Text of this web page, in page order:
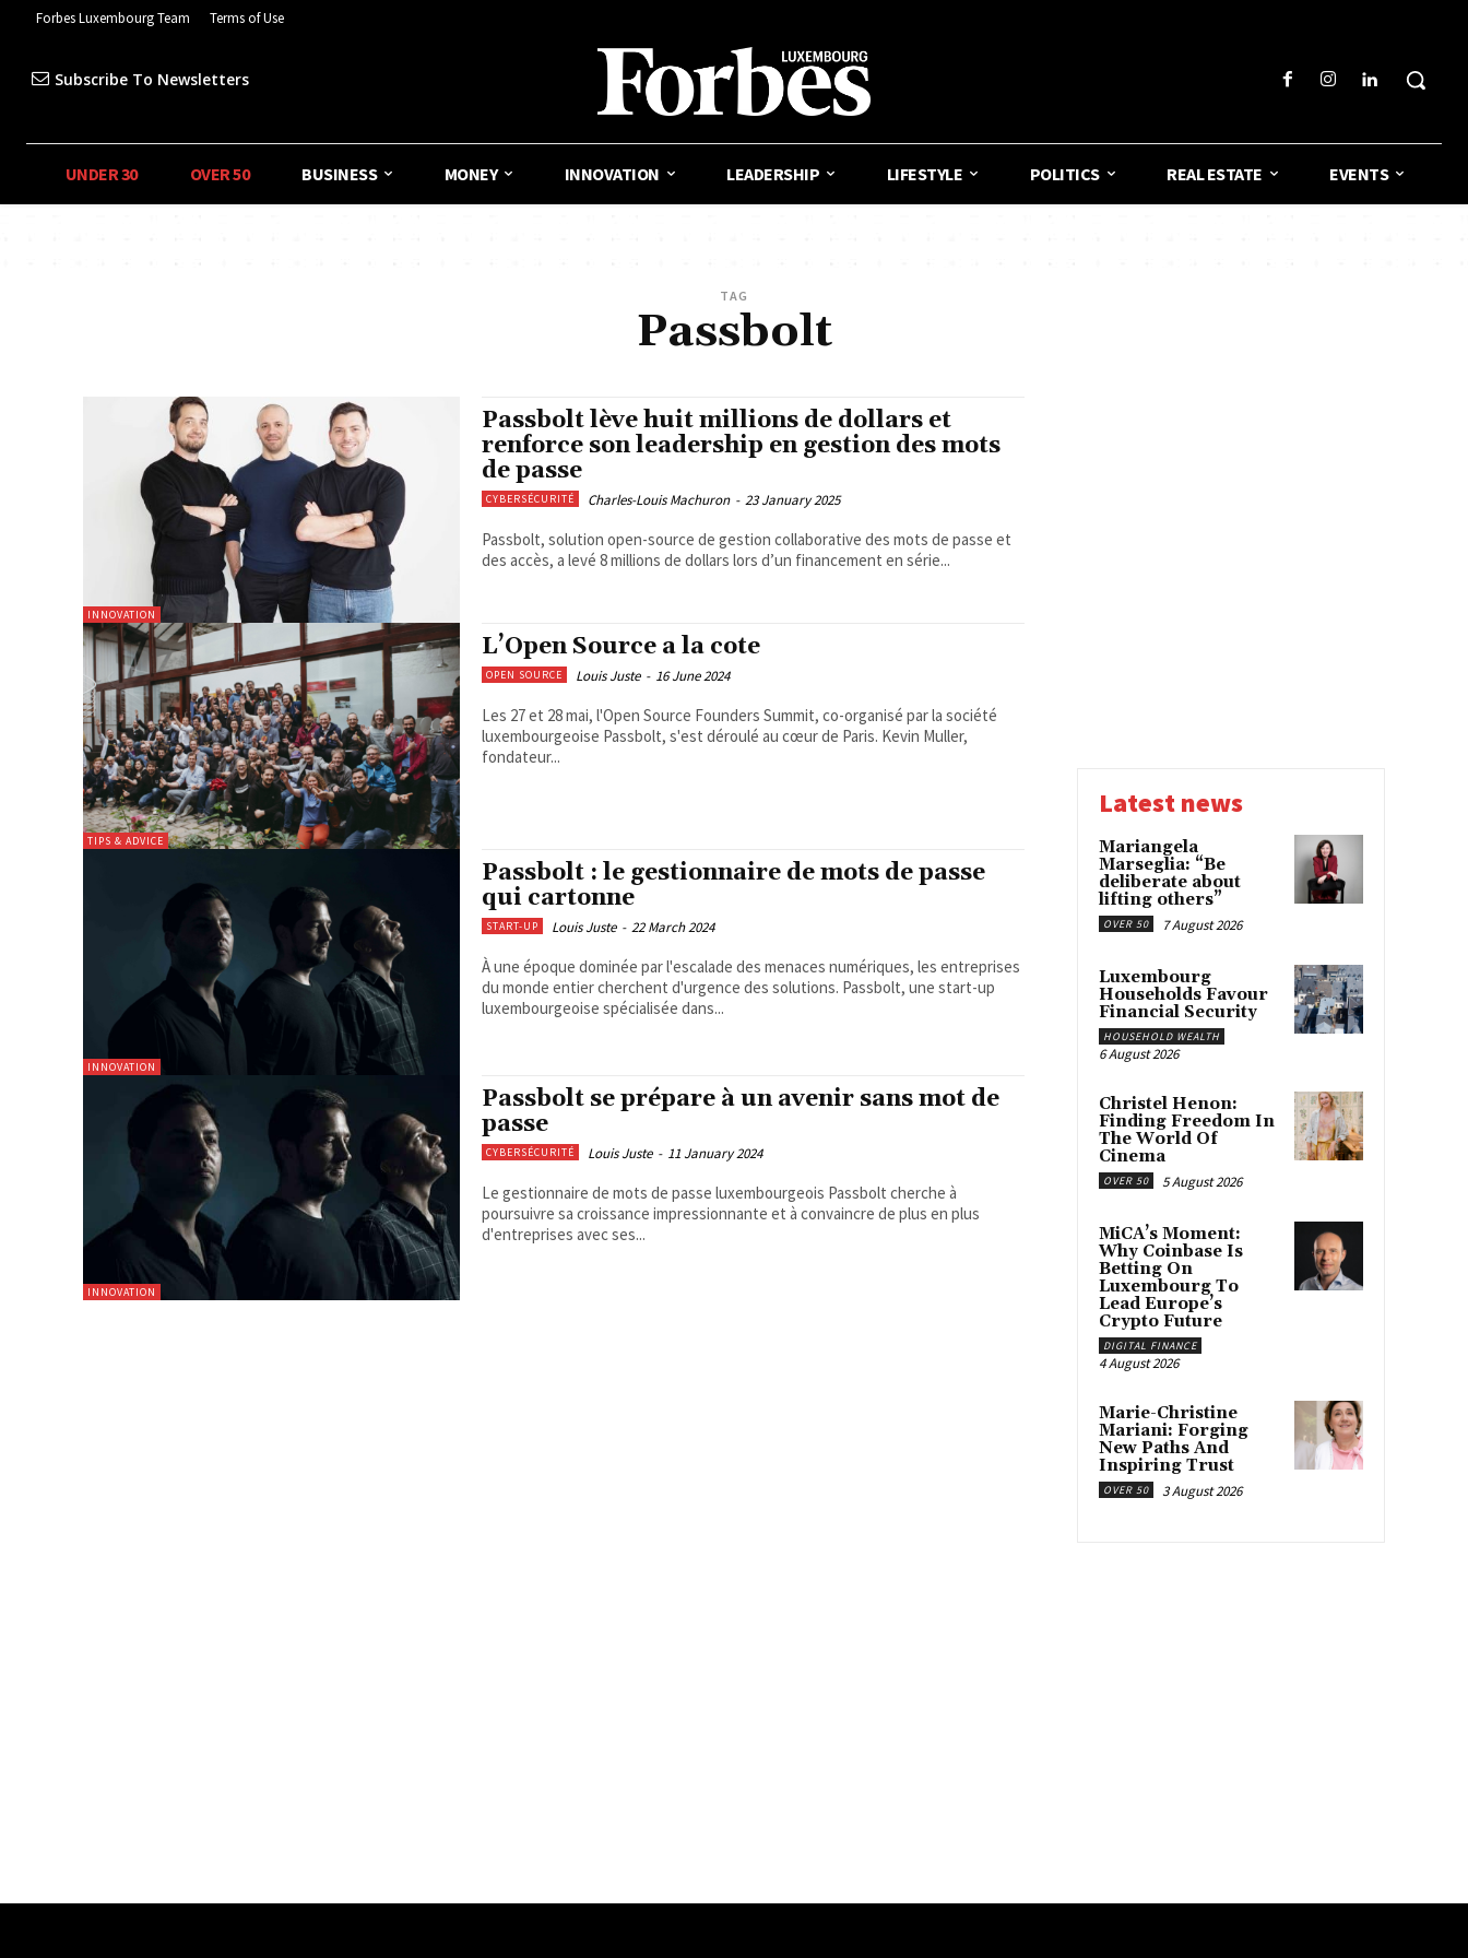
Forbes Luxembourg Team Terms of Use
Subscribe To Newsletters
UNDER 30 OVER 50 BUSINESS MONEY INNOVATION LEADERSHIP LIFESTYLE POLITICS REAL ESTATE EVENTS
TAG
Passbolt
INNOVATION
Passbolt lève huit millions de dollars et
renforce son leadership en gestion des mots
de passe
CYBERSÉCURITÉ Charles-Louis Machuron - 23 January 2025
Passbolt, solution open-source de gestion collaborative des mots de passe et
des accès, a levé 8 millions de dollars lors d’un financement en série...
TIPS & ADVICE
L’Open Source a la cote
OPEN SOURCE Louis Juste - 16 June 2024
Les 27 et 28 mai, l'Open Source Founders Summit, co-organisé par la société
luxembourgeoise Passbolt, s'est déroulé au cœur de Paris. Kevin Muller,
fondateur...
INNOVATION
Passbolt : le gestionnaire de mots de passe
qui cartonne
START-UP Louis Juste - 22 March 2024
À une époque dominée par l'escalade des menaces numériques, les entreprises
du monde entier cherchent d'urgence des solutions. Passbolt, une start-up
luxembourgeoise spécialisée dans...
INNOVATION
Passbolt se prépare à un avenir sans mot de
passe
CYBERSÉCURITÉ Louis Juste - 11 January 2024
Le gestionnaire de mots de passe luxembourgeois Passbolt cherche à
poursuivre sa croissance impressionnante et à convaincre de plus en plus
d'entreprises avec ses...
Latest news
Mariangela
Marseglia: “Be
deliberate about
lifting others”
OVER 50 7 August 2026
Luxembourg
Households Favour
Financial Security
HOUSEHOLD WEALTH
6 August 2026
Christel Henon:
Finding Freedom In
The World Of
Cinema
OVER 50 5 August 2026
MiCA’s Moment:
Why Coinbase Is
Betting On
Luxembourg To
Lead Europe’s
Crypto Future
DIGITAL FINANCE
4 August 2026
Marie-Christine
Mariani: Forging
New Paths And
Inspiring Trust
OVER 50 3 August 2026